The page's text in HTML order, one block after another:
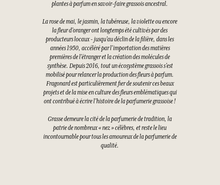
plantes à parfum en savoir-faire grassois ancestral.
La rose de mai, le jasmin, la tubéreuse, la violette ou encore
la fleur d’oranger ont longtemps été cultivés par des
producteurs locaux - jusqu’au déclin de la filière, dans les
années 1950, accéléré par l’importation des matières
premières de l’étranger et la création des molécules de
synthèse. Depuis 2016, tout un écosystème grassois s’est
mobilisé pour relancer la production des fleurs à parfum.
Fragonard est particulièrement fier de soutenir ces beaux
projets et de la mise en culture des fleurs emblématiques qui
ont contribué à écrire l’histoire de la parfumerie grassoise !
Grasse demeure la cité de la parfumerie de tradition, la
patrie de nombreux « nez » célèbres, et reste le lieu
incontournable pour tous les amoureux de la parfumerie de
qualité.